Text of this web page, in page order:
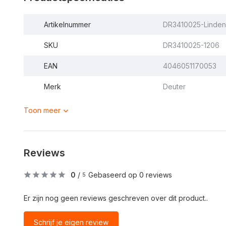
Artikelnummer DR3410025-
SKU DR3410025-1206
EAN 4046051170053
Merk Deuter
Toon meer
Reviews
0 / 5 Gebaseerd op 0 reviews
Er zijn nog geen reviews geschreven over dit product..
Schrijf je eigen review